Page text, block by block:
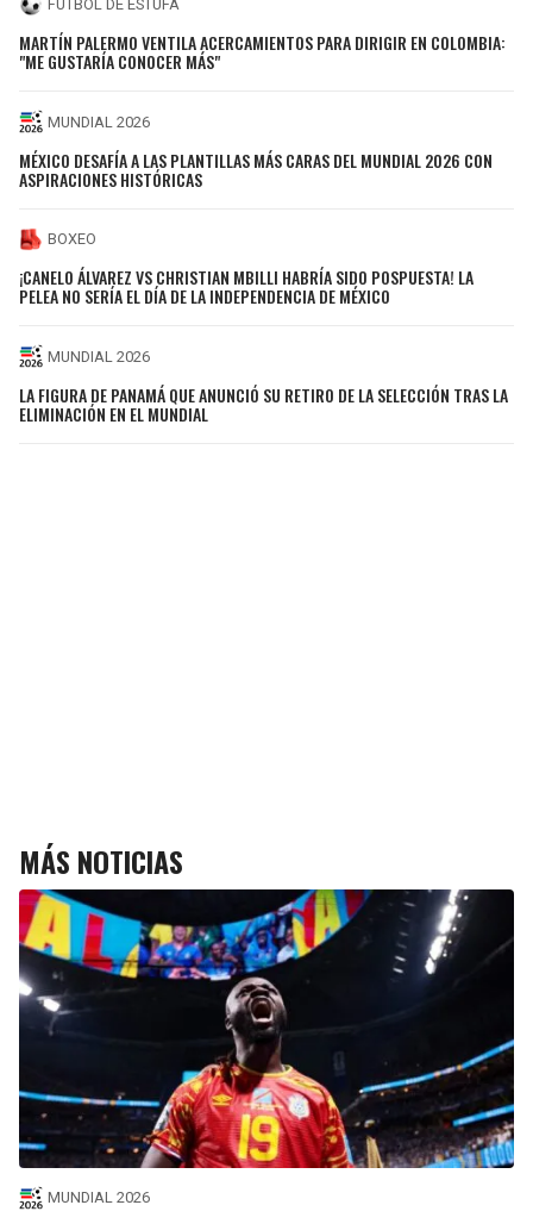
FÚTBOL DE ESTUFA
MARTÍN PALERMO VENTILA ACERCAMIENTOS PARA DIRIGIR EN COLOMBIA:
"ME GUSTARÍA CONOCER MÁS"
MUNDIAL 2026
MÉXICO DESAFÍA A LAS PLANTILLAS MÁS CARAS DEL MUNDIAL 2026 CON
ASPIRACIONES HISTÓRICAS
BOXEO
¡CANELO ÁLVAREZ VS CHRISTIAN MBILLI HABRÍA SIDO POSPUESTA! LA
PELEA NO SERÍA EL DÍA DE LA INDEPENDENCIA DE MÉXICO
MUNDIAL 2026
LA FIGURA DE PANAMÁ QUE ANUNCIÓ SU RETIRO DE LA SELECCIÓN TRAS LA
ELIMINACIÓN EN EL MUNDIAL
MÁS NOTICIAS
MUNDIAL 2026